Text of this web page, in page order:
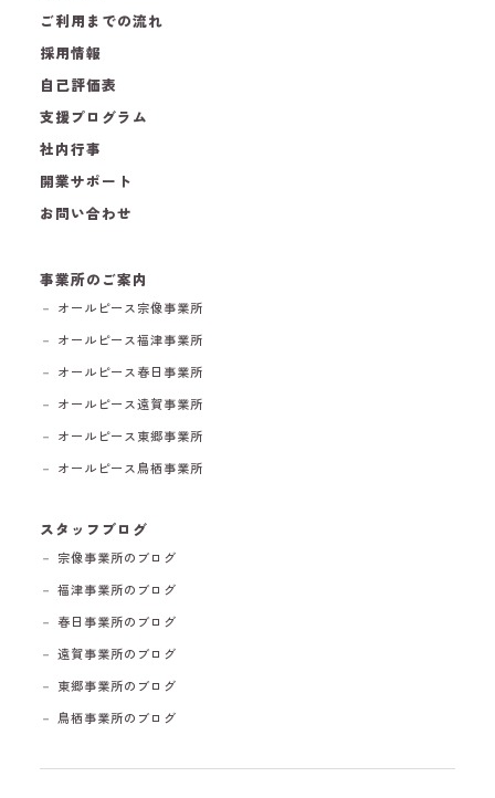
ご利用までの流れ
採用情報
自己評価表
支援プログラム
社内行事
開業サポート
お問い合わせ
事業所のご案内
－ オールピース宗像事業所
－ オールピース福津事業所
－ オールピース春日事業所
－ オールピース遠賀事業所
－ オールピース東郷事業所
－ オールピース鳥栖事業所
スタッフブログ
－ 宗像事業所のブログ
－ 福津事業所のブログ
－ 春日事業所のブログ
－ 遠賀事業所のブログ
－ 東郷事業所のブログ
－ 鳥栖事業所のブログ